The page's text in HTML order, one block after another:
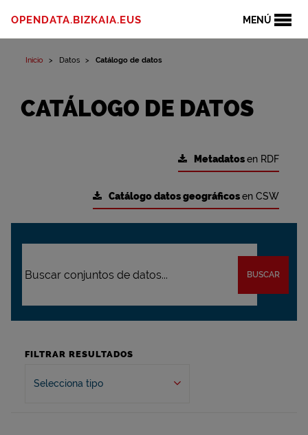
MENÚ
OPENDATA.BIZKAIA.EUS
Inicio Datos Catálogo de datos
CATÁLOGO DE DATOS
Metadatosen RDF
Catálogo datos geográficosen CSW
BUSCAR
FILTRAR RESULTADOS
Selecciona tipo